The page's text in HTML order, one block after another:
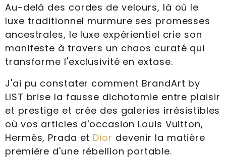
Au-delà des cordes de velours, là où le
luxe traditionnel murmure ses promesses
ancestrales, le luxe expérientiel crie son
manifeste à travers un chaos curaté qui
transforme l'exclusivité en extase.
J'ai pu constater comment BrandArt by
LIST brise la fausse dichotomie entre plaisir
et prestige et crée des galeries irrésistibles
où vos articles d'occasion Louis Vuitton,
Hermès, Prada et Dior devenir la matière
première d'une rébellion portable.